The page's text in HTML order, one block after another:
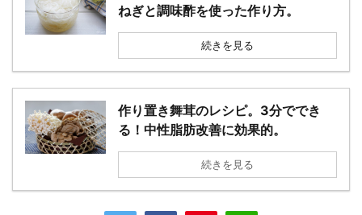
ねぎと調味酢を使った作り方。
続きを見る
作り置き舞茸のレシピ。3分ででき
る！中性脂肪改善に効果的。
続きを見る